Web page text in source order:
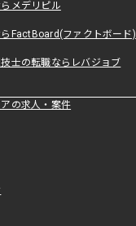
メデリピル
FactBoard(ファクトボード)
士の転職ならレバジョブ
の求人・案件